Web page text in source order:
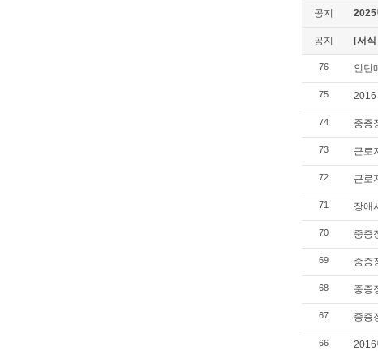
공지 2025
공지 [서
76 인턴
75 2016
74 중증
73 근로
72 근로
71 장애
70 중증
69 중증
68 중증
67 중증
66 2016